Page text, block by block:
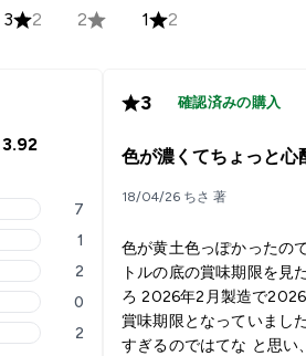
3 2 2 1 2
3.92
7
1
2
0
2
3 確認済みの購入
色が濃くてちょっと心
18/04/26 ちさ 著
色が黄土色っぽかったの
トルの底の賞味期限を見
ろ 2026年2月製造で
賞味期限となっていまし
すぎるのではてな と思い